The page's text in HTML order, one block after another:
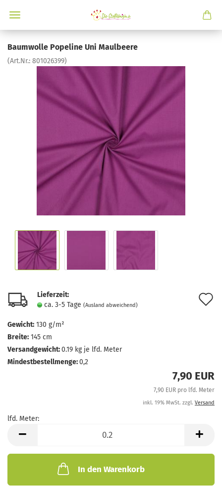
Baumwolle Popeline Uni Maulbeere
(Art.Nr.: 801026399)
Lieferzeit:
ca. 3-5 Tage (Ausland abweichend)
Gewicht: 130 g/m²
Breite: 145 cm
Versandgewicht:0.19 kg je lfd. Meter
Mindestbestellmenge:0,2
7,90 EUR
7,90 EUR pro lfd. Meter
inkl. 19% MwSt. zzgl. Versand
lfd. Meter:
Meter
In den Warenkorb